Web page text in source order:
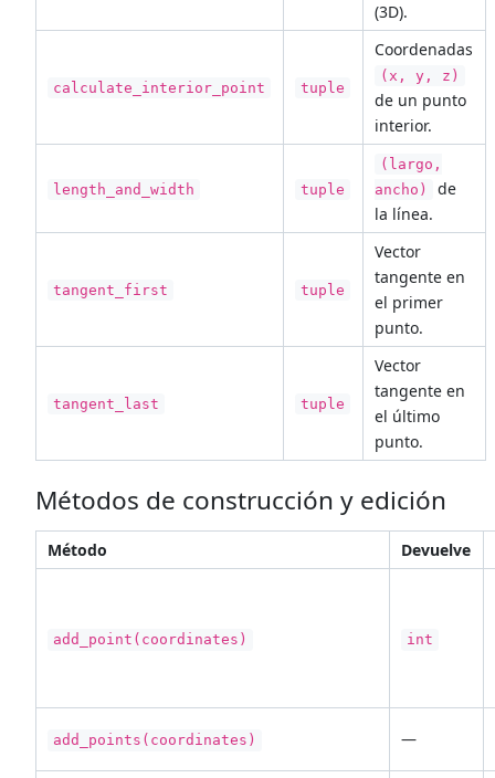
(3D).
calculate_interior_point tuple
Coordenadas
(x, y, z)
de un punto
interior.
length_and_width tuple
(largo,
ancho)
de
la línea.
tangent_first tuple
Vector
tangente en
el primer
punto.
tangent_last tuple
Vector
tangente en
el último
punto.
Métodos de construcción y edición
Método Devuelve
add_point(coordinates) int
add_points(coordinates) —